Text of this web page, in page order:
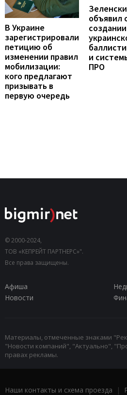
В Украине
зарегистрировали
петицию об
изменении правил
мобилизации:
кого предлагают
призывать в
первую очередь
объявил
создании
и
ПРО
© 2000-2024,
ТОВ «КЕПРЕЙТ ПАРТНЕРС»".
Все права защищены.
Афиша
Новости
Материалы, отмеченные знаками
"Новости компаний", "Актуально",
правах рекламы.
Наши контакты и схема проезда |